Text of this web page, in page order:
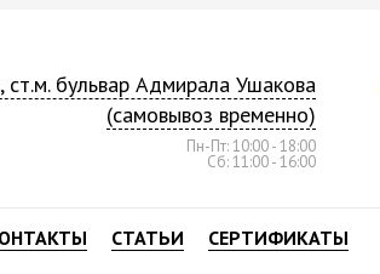
ст.м. бульвар Адмирала Ушакова
(самовывоз временно)
Пн-Пт: 10:00 - 18:00
Сб: 11:00 - 16:00
СТАТЬИ СЕРТИФИКАТЫ